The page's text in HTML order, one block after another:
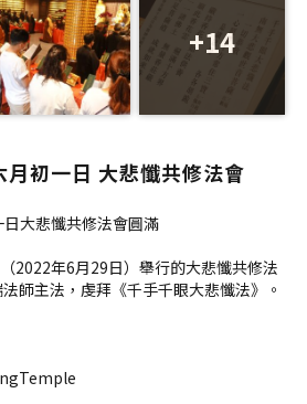
+14
初一日 大悲懺共修法會
大悲懺共修法會圓滿
2022年6月29日）舉行的大悲懺共修法
師主法，虔拜《千手千眼大悲懺法》。